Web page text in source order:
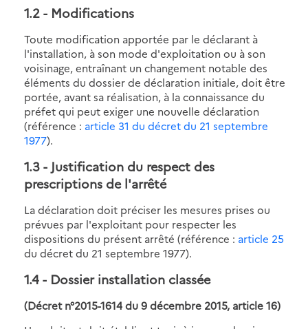
1.2 - Modifications
Toute modification apportée par le déclarant à
l'installation, à son mode d'exploitation ou à son
voisinage, entraînant un changement notable des
éléments du dossier de déclaration initiale, doit être
portée, avant sa réalisation, à la connaissance du
préfet qui peut exiger une nouvelle déclaration
(référence : article 31 du décret du 21 septembre
1977).
1.3 - Justification du respect des
prescriptions de l'arrêté
La déclaration doit préciser les mesures prises ou
prévues par l'exploitant pour respecter les
dispositions du présent arrêté (référence : article 25
du décret du 21 septembre 1977).
1.4 - Dossier installation classée
(Décret n°2015-1614 du 9 décembre 2015, article 16)